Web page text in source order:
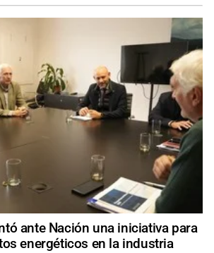
ante Nación una iniciativa para
energéticos en la industria